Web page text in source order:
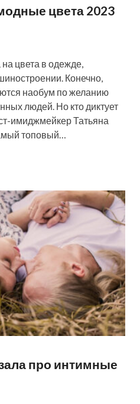
цвета 2023
цвета в одежде,
Конечно,
наобум по желанию
людей. Но кто диктует
имиджмейкер Татьяна
топовый…
про интимные